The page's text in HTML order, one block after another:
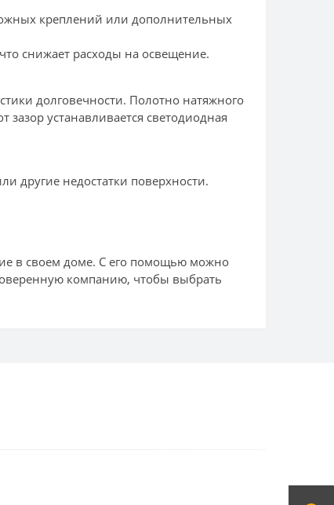
креплений или дополнительных
снижает расходы на освещение.
долговечности. Полотно натяжного
устанавливается светодиодная
другие недостатки поверхности.
в своем доме. С его помощью можно
компанию, чтобы выбрать